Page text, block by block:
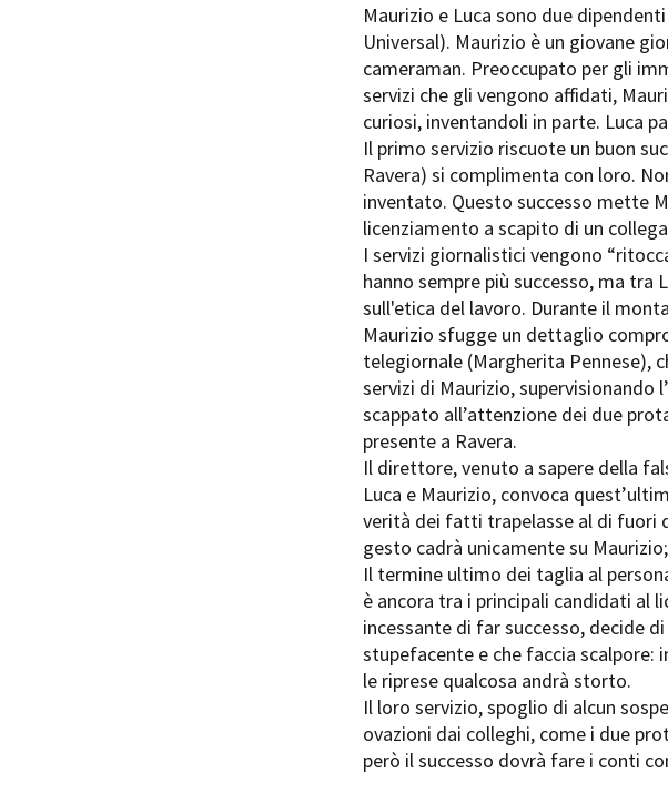
Torino
Open
Ciak in
Amministrazione trasparente Bandi e gare Contatti
Maurizio e Luca sono due
Universal). Maurizio è un giovane
cameraman. Preoccupato per gli
servizi che gli vengono affidati,
curiosi, inventandoli in parte. Luca
Il primo servizio riscuote un buon
Ravera) si complimenta con loro.
inventato. Questo successo mette
licenziamento a scapito di un
I servizi giornalistici vengono
hanno sempre più successo, ma
sull'etica del lavoro. Durante il
Maurizio sfugge un dettaglio
telegiornale (Margherita Pennese),
servizi di Maurizio,
scappato all’attenzione dei due
presente a Ravera.
Il direttore, venuto a sapere della
Luca e Maurizio, convoca
verità dei fatti trapelasse al di fuori
gesto cadrà unicamente su
Il termine ultimo dei taglia al
è ancora tra i principali candidati al
incessante di far successo, decide
stupefacente e che faccia scalpore:
le riprese qualcosa andrà storto.
Il loro servizio, spoglio di alcun
ovazioni dai colleghi, come i due
però il successo dovrà fare i conti